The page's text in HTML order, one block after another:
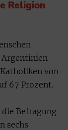
Religion
Argentinien
von
67 Prozent.
Befragung
sechs